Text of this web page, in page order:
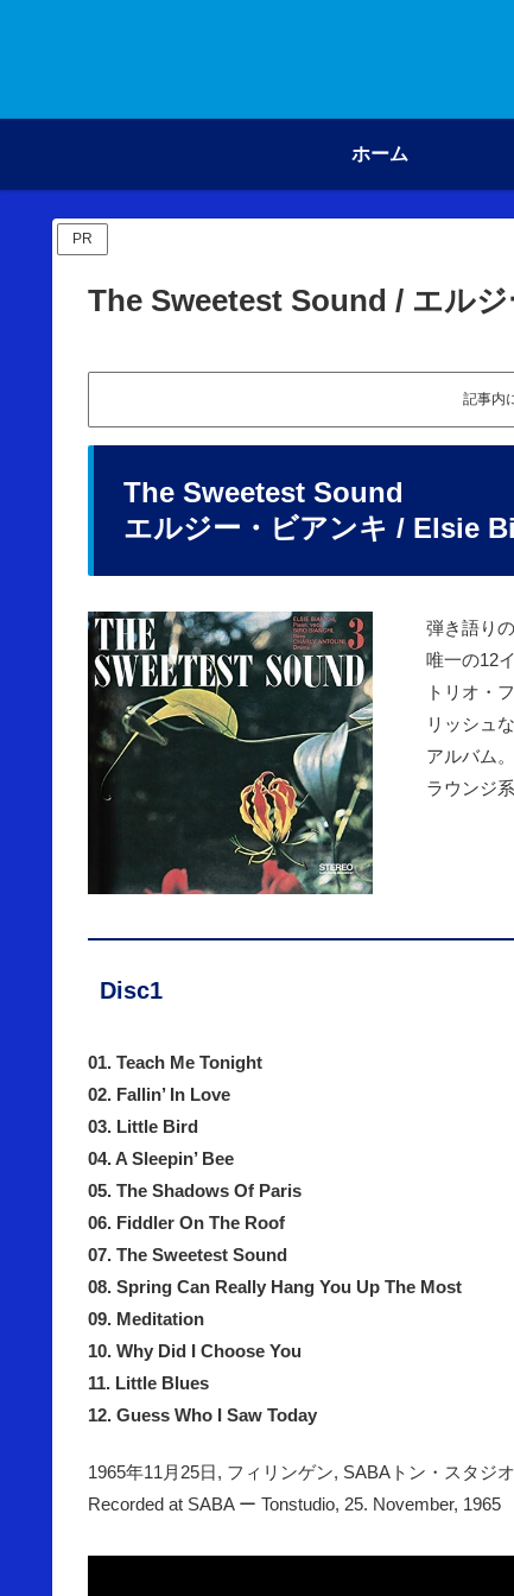
ホーム
PR
The Sweetest Sound / エル
記事内
The Sweetest Sound
エルジー・ビアンキ / Elsie
弾き語り
唯一の12
トリオ・
リッシュ
アルバム。
ラウンジ
Disc1
01. Teach Me Tonight
02. Fallin’ In Love
03. Little Bird
04. A Sleepin’ Bee
05. The Shadows Of Paris
06. Fiddler On The Roof
07. The Sweetest Sound
08. Spring Can Really Hang You Up The Most
09. Meditation
10. Why Did I Choose You
11. Little Blues
12. Guess Who I Saw Today
1965年11月25日, フィリンゲン, SABAトン・スタジ
Recorded at SABA ー Tonstudio, 25. November, 1965